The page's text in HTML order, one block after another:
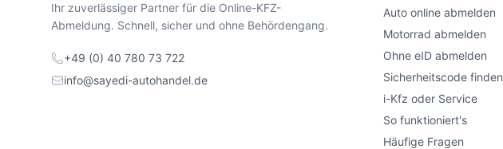
Ihr zuverlässiger Partner für die Online-KFZ-
Abmeldung. Schnell, sicher und ohne Behördengang.
+49 (0) 40 780 73 722
info@sayedi-autohandel.de
Auto online abmelden
Motorrad abmelden
Ohne eID abmelden
Sicherheitscode finden
i-Kfz oder Service
So funktioniert's
Häufige Fragen